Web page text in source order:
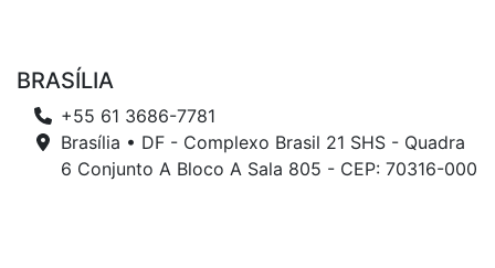
BRASÍLIA
+55 61 3686-7781
Brasília • DF - Complexo Brasil 21 SHS - Quadra
6 Conjunto A Bloco A Sala 805 - CEP: 70316-000